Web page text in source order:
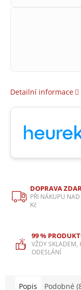
Detailní informace
DOPRAVA
PŘI NÁKUPU
Kč
99 %
VŽDY SKLADEM,
ODESLÁNÍ
Popis Podobné